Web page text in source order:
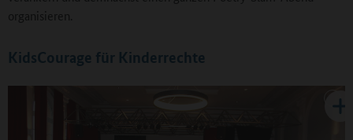
organisieren.
KidsCourage für Kinderrechte